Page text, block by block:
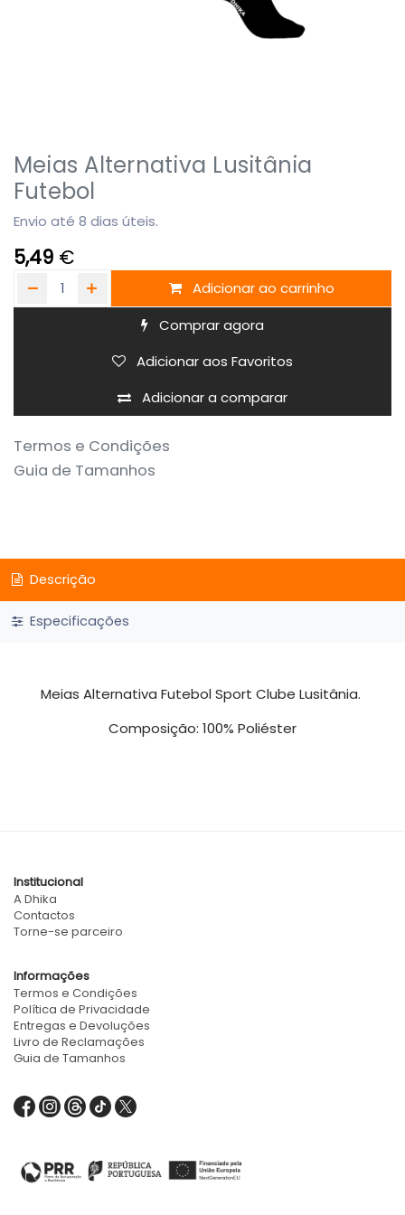
Meias Alternativa Lusitânia
Futebol
Envio até 8 dias úteis.
5,49 €
Adicionar ao carrinho
Comprar agora
Adicionar a comparar
Adicionar aos Favoritos
Termos e Condições
Guia de Tamanhos
Descrição
Especificações
Meias Alternativa Futebol Sport Clube Lusitânia.
Composição: 100% Poliéster
Institucional
A Dhika
Contactos
Torne-se parceiro
Informações
Termos e Condições
Política de Privacidade
Entregas e Devoluções
Livro de Reclamações
Guia de Tamanhos